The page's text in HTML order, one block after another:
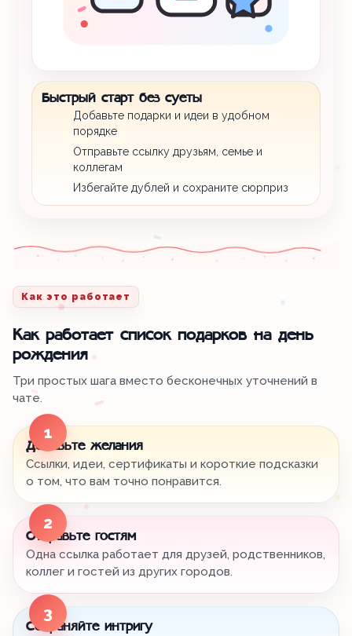
Быстрый старт без суеты
Добавьте подарки и идеи в удобном
порядке
Отправьте ссылку друзьям, семье и
коллегам
Избегайте дублей и сохраните сюрприз
Как это работает
Как работает список подарков на день
рождения
Три простых шага вместо бесконечных уточнений в
чате.
1
Добавьте желания
Ссылки, идеи, сертификаты и короткие подсказки
о том, что вам точно понравится.
2
Отправьте гостям
Одна ссылка работает для друзей, родственников,
коллег и гостей из других городов.
3
Сохраняйте интригу